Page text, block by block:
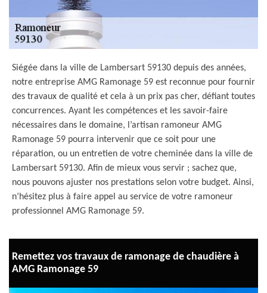
Siégée dans la ville de Lambersart 59130 depuis des années,
notre entreprise AMG Ramonage 59 est reconnue pour fournir
des travaux de qualité et cela à un prix pas cher, défiant toutes
concurrences. Ayant les compétences et les savoir-faire
nécessaires dans le domaine, l’artisan ramoneur AMG
Ramonage 59 pourra intervenir que ce soit pour une
réparation, ou un entretien de votre cheminée dans la ville de
Lambersart 59130. Afin de mieux vous servir ; sachez que,
nous pouvons ajuster nos prestations selon votre budget. Ainsi,
n’hésitez plus à faire appel au service de votre ramoneur
professionnel AMG Ramonage 59.
Remettez vos travaux de ramonage de chaudière à
AMG Ramonage 59